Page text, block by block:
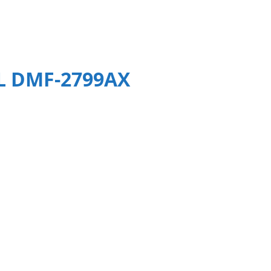
2799AX